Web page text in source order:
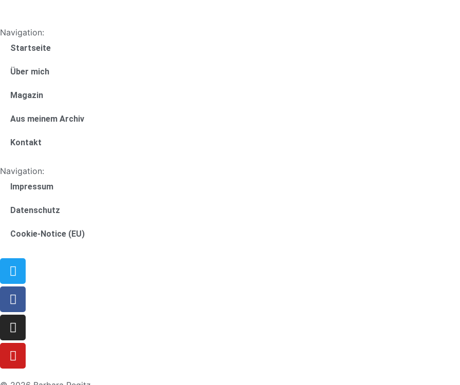
Navigation:
Startseite
Über mich
Magazin
Aus meinem Archiv
Kontakt
Navigation:
Impressum
Datenschutz
Cookie-Notice (EU)